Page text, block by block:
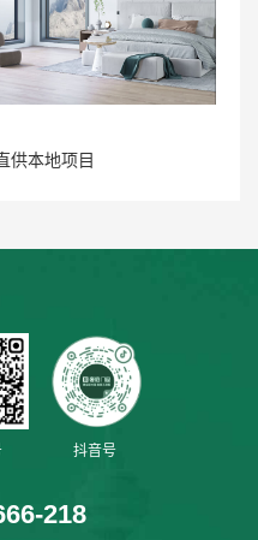
供本地项目
抖音号
218